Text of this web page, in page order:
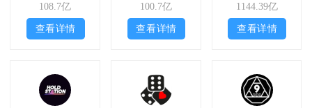
108.7亿
查看详情
100.7亿
查看详情
1144.39亿
查看详情